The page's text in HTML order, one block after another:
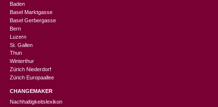
Baden
Basel Marktgasse
Basel Gerbergasse
Bern
Luzern
St. Gallen
Thun
Winterthur
Zürich Niederdorf
Zürich Europaallee
CHANGEMAKER
Nachhaltigkeitslexikon